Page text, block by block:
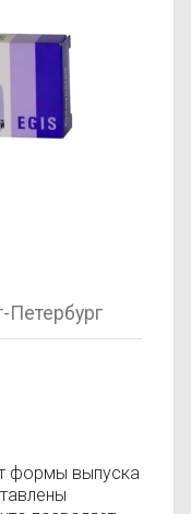
Петербург
формы выпуска